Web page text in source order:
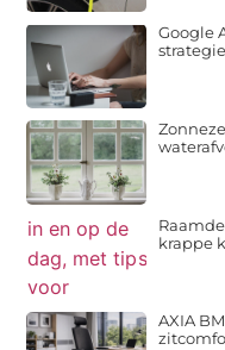
Google
krappe
AXIA